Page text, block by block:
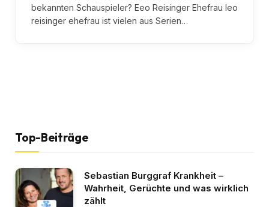
bekannten Schauspieler? Eeo Reisinger Ehefrau leo
reisinger ehefrau ist vielen aus Serien…
Top-Beiträge
Sebastian Burggraf Krankheit –
Wahrheit, Gerüchte und was wirklich
zählt